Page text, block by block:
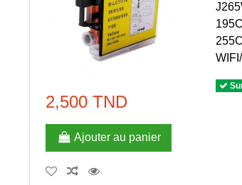
2,500 TND
Ajouter au panier